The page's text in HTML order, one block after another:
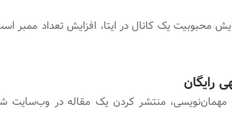
محبوبیت یک کانال در ایتا، افزایش تعداد ممبر
یا مهمان‌نویسی، منتشر کردن یک مقاله در